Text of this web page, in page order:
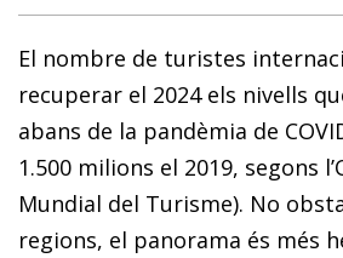
El nombre de turistes
recuperar el 2024 els nivells
abans de la pandèmia de
1.500 milions el 2019, segons
Mundial del Turisme). No
regions, el panorama és més